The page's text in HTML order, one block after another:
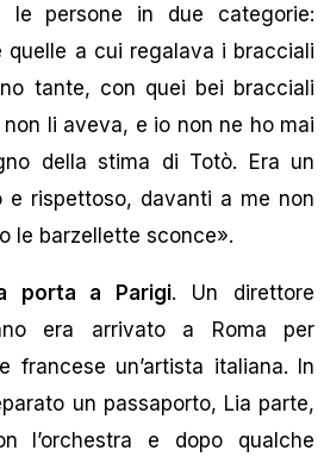
le persone in due categorie:
quelle a cui regalava i bracciali
tante, con quei bei bracciali
li aveva, e io non ne ho mai
della stima di Totò. Era un
e rispettoso, davanti a me non
le barzellette sconce».
porta a Parigi. Un direttore
era arrivato a Roma per
francese un’artista italiana. In
un passaporto, Lia parte,
l’orchestra e dopo qualche